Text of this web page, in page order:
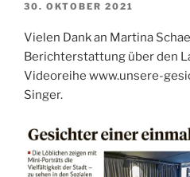
VERÖFFENTLICHT
30. OKTOBER 2021
Vielen Dank an Martina
Berichterstattung über den
Videoreihe www.unsere-
Singer.